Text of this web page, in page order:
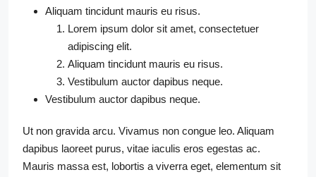
Aliquam tincidunt mauris eu risus.
Lorem ipsum dolor sit amet, consectetuer
adipiscing elit.
Aliquam tincidunt mauris eu risus.
Vestibulum auctor dapibus neque.
Vestibulum auctor dapibus neque.
Ut non gravida arcu. Vivamus non congue leo. Aliquam
dapibus laoreet purus, vitae iaculis eros egestas ac.
Mauris massa est, lobortis a viverra eget, elementum sit